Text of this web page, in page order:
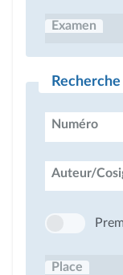
Examen
Numéro
Auteur/
Place